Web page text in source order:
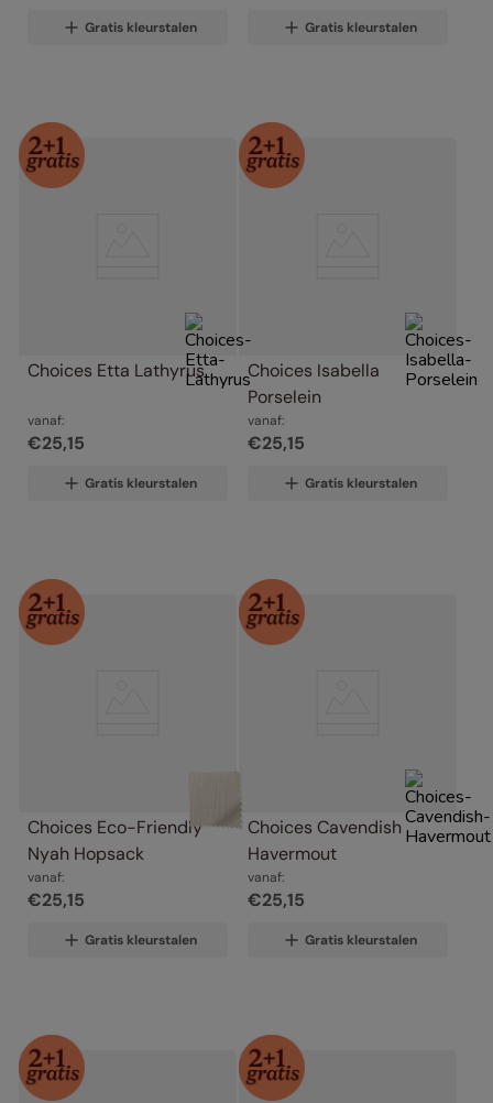
Gratis kleurstalen Gratis kleurstalen
Choices Etta Lathyrus
vanaf:
€25,15
Gratis kleurstalen
Choices Isabella
Porselein
vanaf:
€25,15
Gratis kleurstalen
Choices Eco-Friendly
Nyah Hopsack
vanaf:
€25,15
Gratis kleurstalen
Choices Cavendish
Havermout
vanaf:
€25,15
Gratis kleurstalen